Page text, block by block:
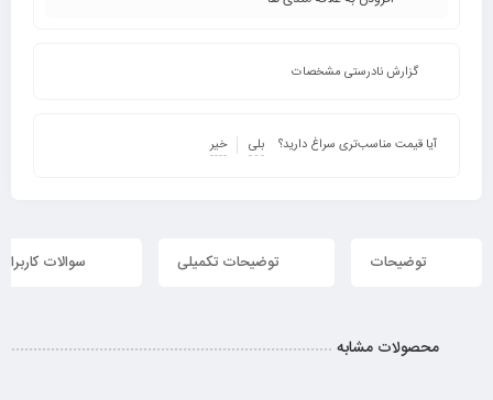
گزارش نادرستی مشخصات
آیا قیمت مناسب‌تری سراغ دارید؟ بلی خیر
توضیحات توضیحات تکمیلی سوالات کاربران
محصولات مشابه